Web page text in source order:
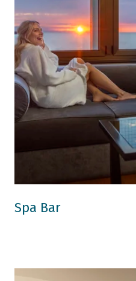
Spa Bar